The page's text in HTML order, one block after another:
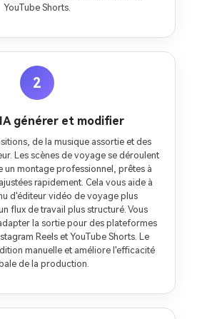
YouTube Shorts.
2
générer et modifier
de la musique assortie et des
Les scènes de voyage se déroulent
un montage professionnel, prêtes à
rapidement. Cela vous aide à
d'éditeur vidéo de voyage plus
flux de travail plus structuré. Vous
la sortie pour des plateformes
Reels et YouTube Shorts. Le
manuelle et améliore l'efficacité
de la production.